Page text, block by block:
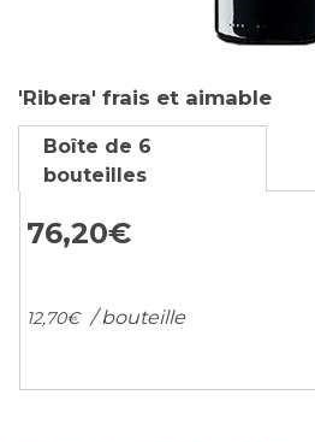
to
the
beginning
of
the
images
'Ribera' frais et aimable
Boîte de 6
bouteilles
76,20€
12,70€ / bouteille